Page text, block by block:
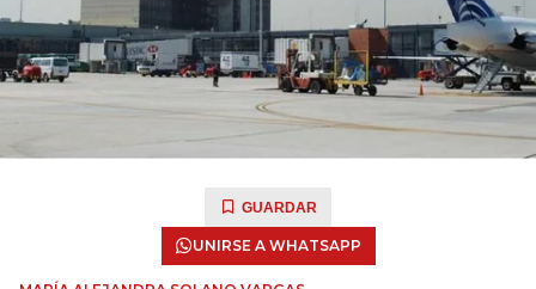
GUARDAR
UNIRSE A WHATSAPP